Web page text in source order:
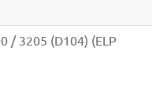
/ 3205 (D104) (ELP